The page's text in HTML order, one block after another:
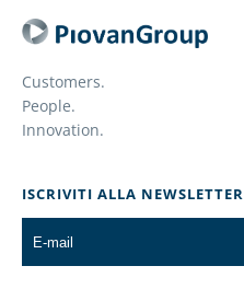
Customers.
People.
Innovation.
ISCRIVITI ALLA NEWSLETTER